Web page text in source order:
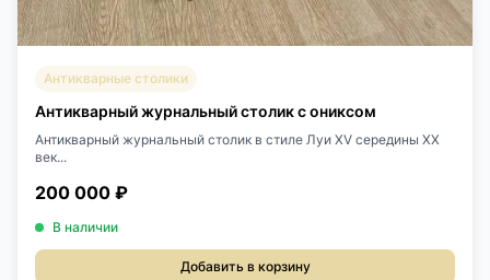
Антикварные столики
Антикварный журнальный столик с ониксом
Антикварный журнальный столик в стиле Луи XV середины XX
век...
200 000 ₽
В наличии
Добавить в корзину